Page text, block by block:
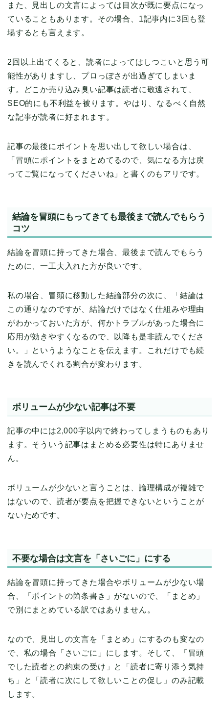
また、見出しの文言によっては目次が既に要点になっ
ていることもあります。その場合、1記事内に3回も登
場するとも言えます。
2回以上出てくると、読者によってはしつこいと思う可
能性がありますし、プロっぽさが出過ぎてしまいま
す。どこか売り込み臭い記事は読者に敬遠されて、
SEO的にも不利益を被ります。やはり、なるべく自然
な記事が読者に好まれます。
記事の最後にポイントを思い出して欲しい場合は、
「冒頭にポイントをまとめてるので、気になる方は戻
ってご覧になってくださいね」と書くのもアリです。
結論を冒頭にもってきても最後まで読んでもらう
コツ
結論を冒頭に持ってきた場合、最後まで読んでもらう
ために、一工夫入れた方が良いです。
私の場合、冒頭に移動した結論部分の次に、「結論は
この通りなのですが、結論だけではなく仕組みや理由
がわかっておいた方が、何かトラブルがあった場合に
応用が効きやすくなるので、以降も是非読んでくださ
い。」というようなことを伝えます。これだけでも続
きを読んでくれる割合が変わります。
ボリュームが少ない記事は不要
記事の中には2,000字以内で終わってしまうものもあり
ます。そういう記事はまとめる必要性は特にありませ
ん。
ボリュームが少ないと言うことは、論理構成が複雑で
はないので、読者が要点を把握できないということが
ないためです。
不要な場合は文言を「さいごに」にする
結論を冒頭に持ってきた場合やボリュームが少ない場
合、「ポイントの箇条書き」がないので、「まとめ」
で別にまとめている訳ではありません。
なので、見出しの文言を「まとめ」にするのも変なの
で、私の場合「さいごに」にします。そして、「冒頭
でした読者との約束の受け」と「読者に寄り添う気持
ち」と「読者に次にして欲しいことの促し」のみ記載
します。